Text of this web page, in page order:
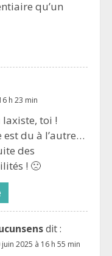
qu’un
h 23 min
laxiste, toi !
est du à l’autre…
des
! 🙁
dit :
juin 2025 à 16 h 55 min